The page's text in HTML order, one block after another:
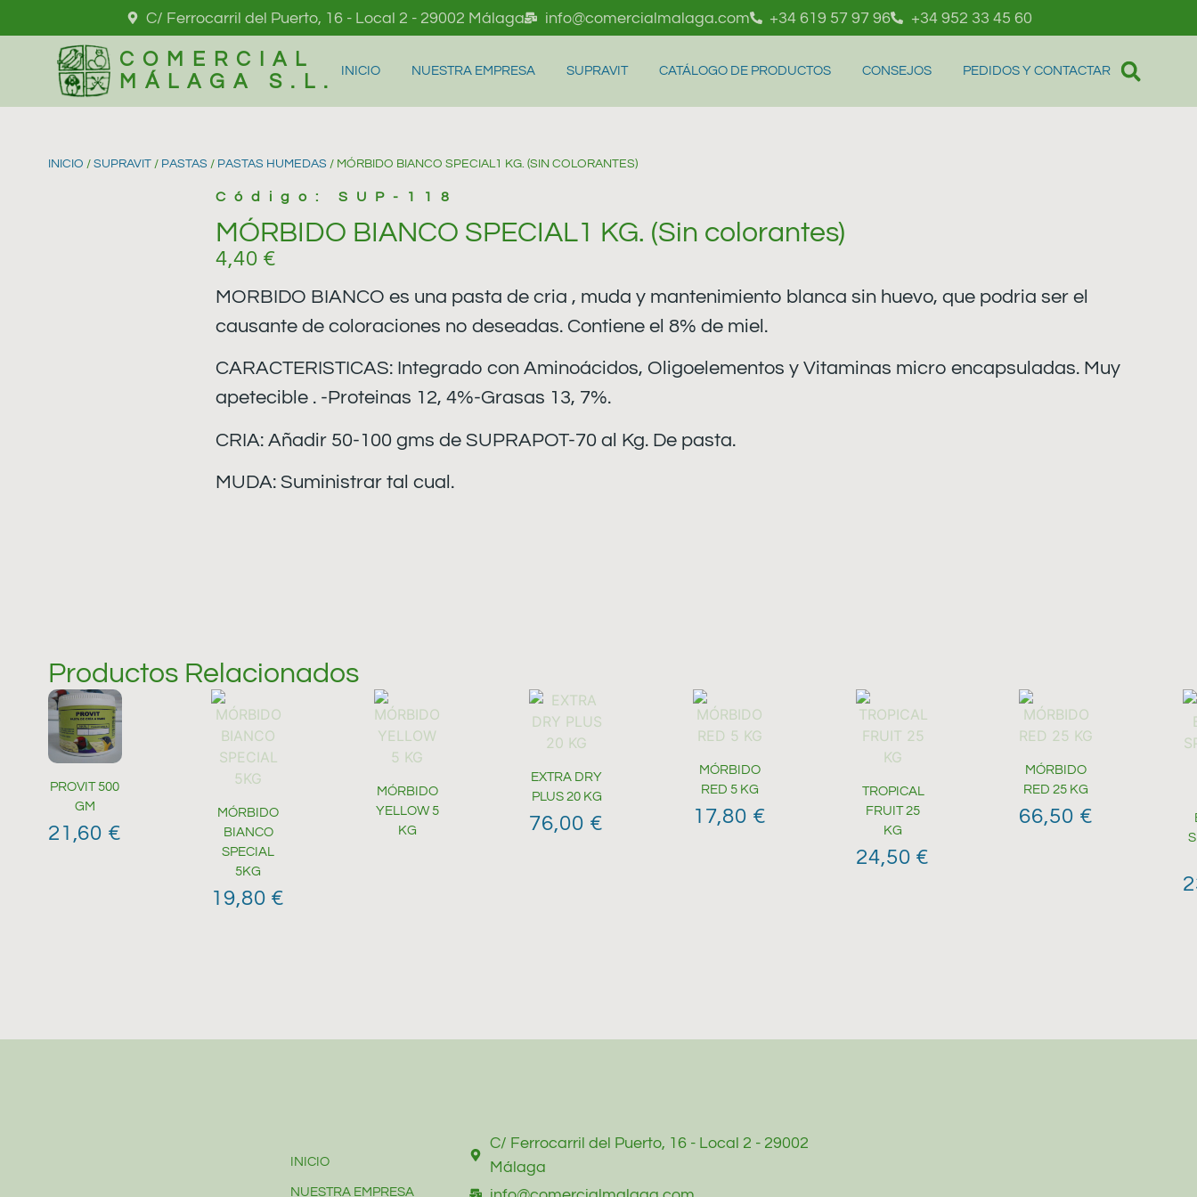
C/ Ferrocarril del Puerto, 16 - Local 2 - 29002 Málaga info@comercialmalaga.com +34 619 57 97 96 +34 952 33 45 60
COMERCIAL
MÁLAGA S.L.
INICIO NUESTRA EMPRESA SUPRAVIT CATÁLOGO DE PRODUCTOS CONSEJOS PEDIDOS Y CONTACTAR
INICIO / SUPRAVIT/ PASTAS / PASTAS HUMEDAS / MÓRBIDO BIANCO SPECIAL1 KG. (SIN COLORANTES)
Código: SUP-118
MÓRBIDO BIANCO SPECIAL1 KG. (Sin colorantes)
4,40 €
MORBIDO BIANCO es una pasta de cria , muda y mantenimiento blanca sin huevo, que podria ser el
causante de coloraciones no deseadas. Contiene el 8% de miel.
CARACTERISTICAS: Integrado con Aminoácidos, Oligoelementos y Vitaminas micro encapsuladas. Muy
apetecible . -Proteinas 12, 4%-Grasas 13, 7%.
CRIA: Añadir 50-100 gms de SUPRAPOT-70 al Kg. De pasta.
MUDA: Suministrar tal cual.
Productos Relacionados
PROVIT 500
GM
21,60 €
MÓRBIDO
BIANCO
SPECIAL
5KG
19,80 €
MÓRBIDO
YELLOW 5
KG
EXTRA DRY
PLUS 20 KG
76,00 €
MÓRBIDO
RED 5 KG
17,80 €
TROPICAL
FRUIT 25
KG
24,50 €
MÓRBIDO
RED 25 KG
66,50 €
INICIO
NUESTRA EMPRESA
C/ Ferrocarril del Puerto, 16 - Local 2 - 29002
Málaga